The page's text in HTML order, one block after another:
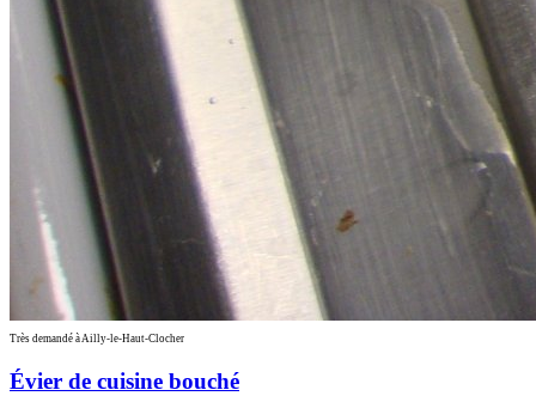
Très demandé à Ailly-le-Haut-Clocher
Évier de cuisine bouché